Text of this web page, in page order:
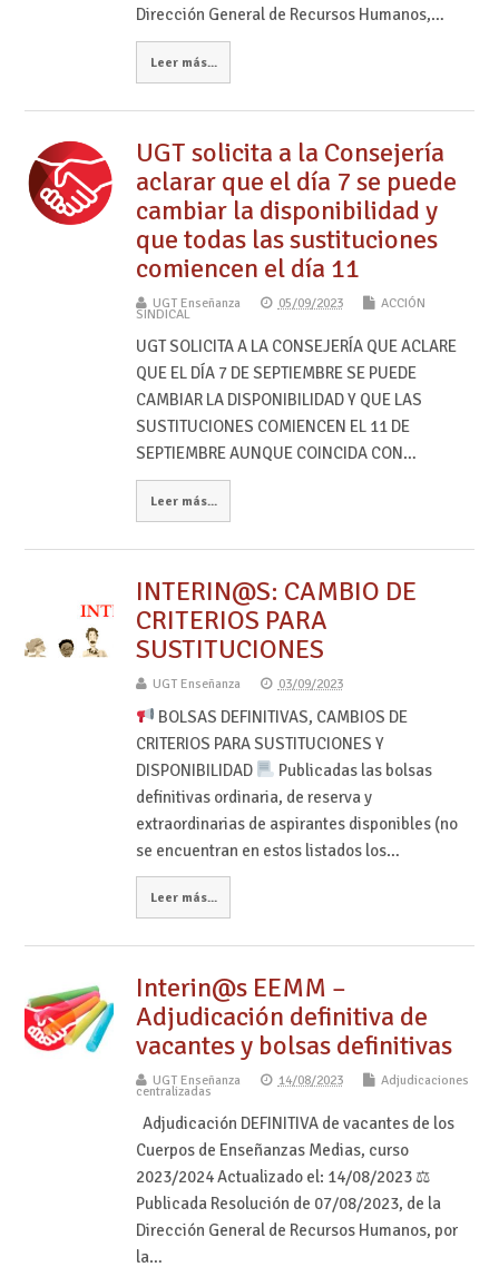
Dirección General de Recursos Humanos,…
Leer más...
UGT solicita a la Consejería
aclarar que el día 7 se puede
cambiar la disponibilidad y
que todas las sustituciones
comiencen el día 11
UGT Enseñanza 05/09/2023 ACCIÓN
SINDICAL
UGT SOLICITA A LA CONSEJERÍA QUE ACLARE
QUE EL DÍA 7 DE SEPTIEMBRE SE PUEDE
CAMBIAR LA DISPONIBILIDAD Y QUE LAS
SUSTITUCIONES COMIENCEN EL 11 DE
SEPTIEMBRE AUNQUE COINCIDA CON…
Leer más...
INTERIN@S: CAMBIO DE
CRITERIOS PARA
SUSTITUCIONES
UGT Enseñanza 03/09/2023
BOLSAS DEFINITIVAS, CAMBIOS DE
CRITERIOS PARA SUSTITUCIONES Y
DISPONIBILIDAD
Publicadas las bolsas
definitivas ordinaria, de reserva y
extraordinarias de aspirantes disponibles (no
se encuentran en estos listados los…
Leer más...
Interin@s EEMM –
Adjudicación definitiva de
vacantes y bolsas definitivas
UGT Enseñanza 14/08/2023 Adjudicaciones
centralizadas
Adjudicación DEFINITIVA de vacantes de los
Cuerpos de Enseñanzas Medias, curso
2023/2024 Actualizado el: 14/08/2023 ⚖
Publicada Resolución de 07/08/2023, de la
Dirección General de Recursos Humanos, por
la…